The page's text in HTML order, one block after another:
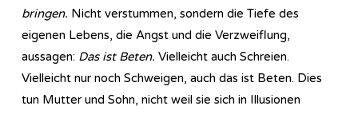
bringen. Nicht verstummen, sondern die Tiefe des
eigenen Lebens, die Angst und die Verzweiflung,
aussagen: Das ist Beten. Vielleicht auch Schreien.
Vielleicht nur noch Schweigen, auch das ist Beten. Dies
tun Mutter und Sohn, nicht weil sie sich in Illusionen